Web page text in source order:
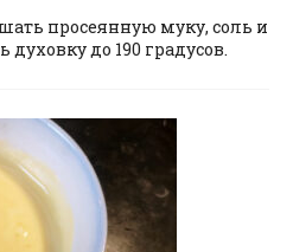
просеянную муку, соль и
духовку до 190 градусов.